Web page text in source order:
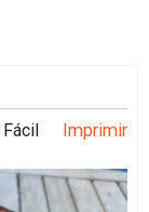
Fácil Imprimir